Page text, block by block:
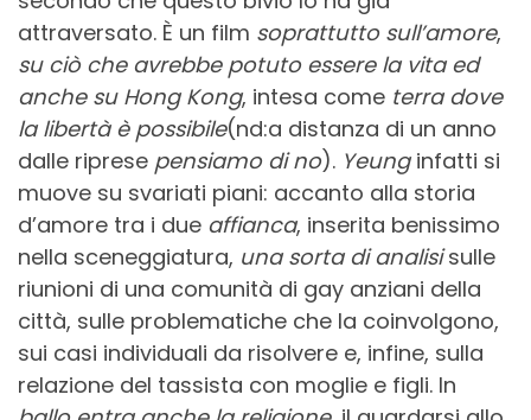
attraversato. È un film soprattutto sull’amore,
su ciò che avrebbe potuto essere la vita ed
anche su Hong Kong, intesa come terra dove
la libertà è possibile(nd:a distanza di un anno
dalle riprese pensiamo di no). Yeunginfatti si
muove su svariati piani: accanto alla storia
d’amore tra i due affianca, inserita benissimo
nella sceneggiatura, una sorta di analisisulle
riunioni di una comunità di gay anziani della
città, sulle problematiche che la coinvolgono,
sui casi individuali da risolvere e, infine, sulla
relazione del tassista con moglie e figli. In